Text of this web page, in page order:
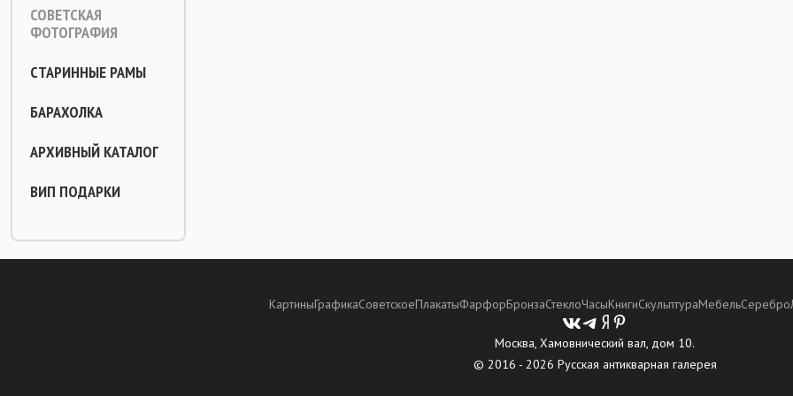
СОВЕТСКАЯ
ФОТОГРАФИЯ
СТАРИННЫЕ РАМЫ
БАРАХОЛКА
АРХИВНЫЙ КАТАЛОГ
ВИП ПОДАРКИ
КартиныГрафикаСоветскоеПлакатыФарфорБронзаСтеклоЧасыКнигиСкульптураМебельСеребро
Москва, Хамовнический вал, дом 10.
© 2016 - 2026 Русская антикварная галерея